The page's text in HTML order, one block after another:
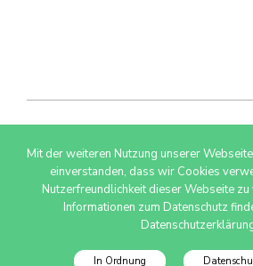
© 2026 AdSimple
Mit der weiteren Nutzung unserer
einverstanden, dass wir Cookies
Nutzerfreundlichkeit dieser Webseite
Informationen zum Datenschutz
In Ordnung